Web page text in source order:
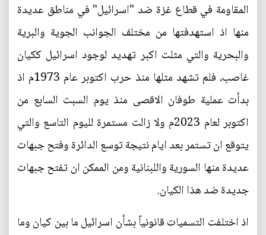
المقاومة في قطاع غزة ضد "اسرائيل" في مناطق عديدة
منها اذ استهدفتها من مختلف الجوانب الجوية والبرية
والبحرية والتي مثلت اكبر تهديد لوجود اسرائيل ككيان
غاصب، فلم تشهد مثلها منذ حرب اكتوبر عام 1973م اذ
بدأت عملية طوفان الاقصى منذ يوم السبت السابع من
اكتوبر لعام 2023م ولا زالت مستمرة لليوم التاسع والتي
يتوقع ان تستمر بعد ايام نتيجة توسع الدائرة وفتح جبهات
عديدة منها السورية واللبنانية ومن الممكن ان تفتح جبهات
جديدة ضد هذا الكيان.
اذ اختلفت التسميات قانونياً بشأن اسرائيل ما بين كيان وما